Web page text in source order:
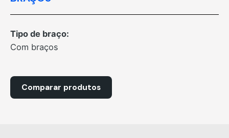
Tipo de braço:
Com braços
Comparar produtos